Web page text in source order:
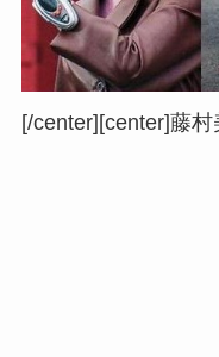
[/center][center]藤村